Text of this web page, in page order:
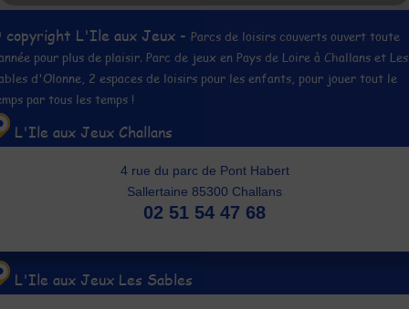
copyright L'Ile aux Jeux - Parcs de loisirs couverts ouvert toute
pour plus de plaisir. Parc de jeux en Pays de Loire à Challans et Les
d'Olonne, 2 espaces de loisirs pour les enfants, pour jouer tout le
par tous les temps !
L'Ile aux Jeux Challans
4 rue du parc de Pont Habert
Sallertaine 85300 Challans
02 51 54 47 68
L'Ile aux Jeux Les Sables